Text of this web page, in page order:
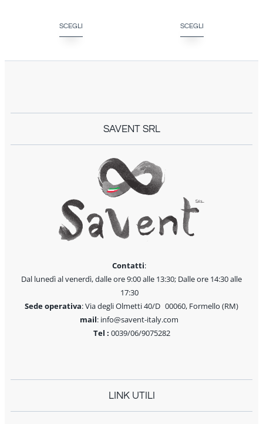
SCEGLI SCEGLI
SAVENT SRL
Contatti:
Dal lunedì al venerdì, dalle ore 9:00 alle 13:30; Dalle ore 14:30 alle
17:30
Sede operativa: Via degli Olmetti 40/D 00060, Formello (RM)
mail: info@savent-italy.com
Tel : 0039/06/9075282
LINK UTILI